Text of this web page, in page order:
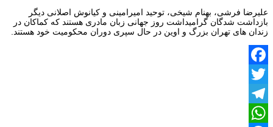
علیرضا فرشی، بهنام شیخی، توحید امیرامینی و کیانوش اصلانی دیگر
بازداشت شدگان گرامیداشت روز جهانی زبان مادری هستند که کماکان در
زندان های تهران بزرگ و اوین در حال سپری دوران محکومیت خود هستند.
Facebook
Twitter
Telegram